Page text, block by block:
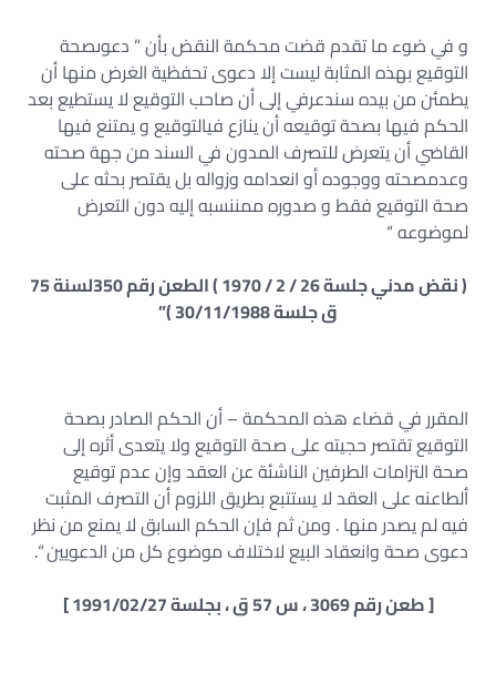
و في ضوء ما تقدم قضت محكمة النقض بأن ” دعوىصحة
التوقيع بهذه المثابة ليست إلا دعوى تحفظية الغرض منها أن
يطمئن من بيده سندعرفي إلى أن صاحب التوقيع لا يستطيع بعد
الحكم فيها بصحة توقيعه أن ينازع فيالتوقيع و يمتنع فيها
القاضي أن يتعرض للتصرف المدون في السند من جهة صحته
وعدمصحته ووجوده أو انعدامه وزواله بل يقتصر بحثه على
صحة التوقيع فقط و صدوره ممننسبه إليه دون التعرض
لموضوعه “
( نقض مدني جلسة 26 / 2 / 1970 ) الطعن رقم 350لسنة 75
ق جلسة 30/11/1988 )”
المقرر في قضاء هذه المحكمة – أن الحكم الصادر بصحة
التوقيع تقتصر حجيته على صحة التوقيع ولا يتعدى أثره إلى
صحة التزامات الطرفين الناشئة عن العقد وإن عدم توقيع
ألطاعنه على العقد لا يستتبع بطريق اللزوم أن التصرف المثبت
فيه لم يصدر منها . ومن ثم فإن الحكم السابق لا يمنع من نظر
دعوى صحة وانعقاد البيع لاختلاف موضوع كل من الدعويين “.
[ طعن رقم 3069 ، س 57 ق ، بجلسة 1991/02/27 ]